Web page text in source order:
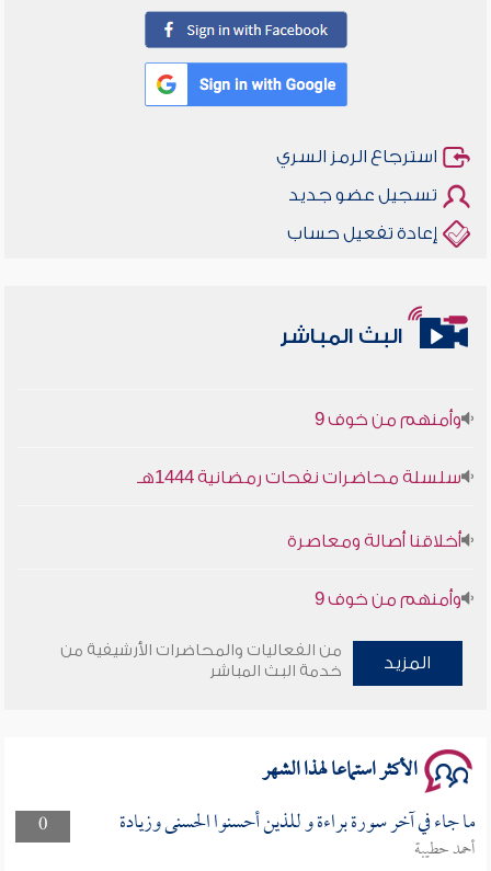
استرجاع الرمز السري
تسجيل عضو جديد
إعادة تفعيل حساب
البث المباشر
أخلاقنا أصالة ومعاصرة
المزيد
من الفعاليات والمحاضرات الأرشيفية من
خدمة البث المباشر
الأكثر استماعا لهذا الشهر
0 ما جاء في آخر سورة براءة و للذين أحسنوا الحسنى وزيادة
أحمد حطيبة